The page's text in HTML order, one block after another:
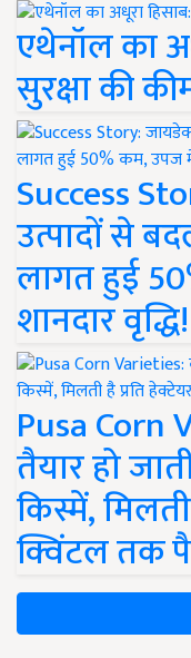
एथेनॉल का
सुरक्षा की
Success
उत्पादों से
लागत हुई
शानदार वृद्धि!
Pusa
तैयार हो
किस्में,
क्विंटल तक